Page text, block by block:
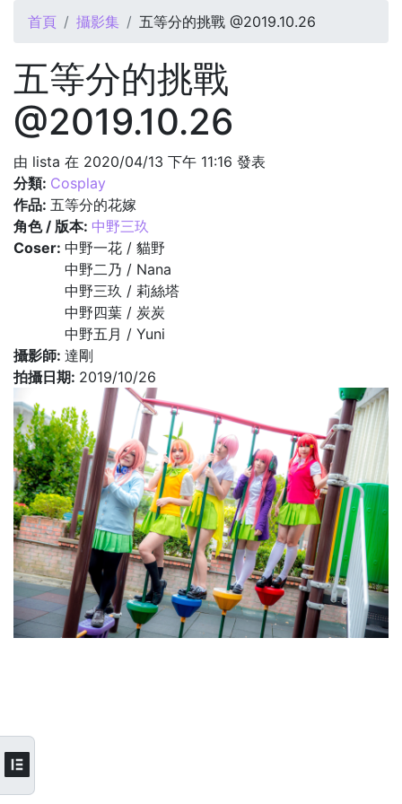
您在這裡
首頁 攝影集 五等分的挑戰 @2019.10.26
五等分的挑戰
@2019.10.26
由 lista 在 2020/04/13 下午 11:16 發表
分類: Cosplay
作品: 五等分的花嫁
角色 / 版本: 中野三玖
Coser: 中野一花 / 貓野
中野二乃 / Nana
中野三玖 / 莉絲塔
中野四葉 / 炭炭
中野五月 / Yuni
攝影師: 達剛
拍攝日期: 2019/10/26